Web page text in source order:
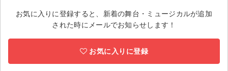
ライブ・コンサート（海外）
お気に入りに登録すると、新着の舞台・ミュージカルが追加
された時にメールでお知らせします！
お気に入りに登録